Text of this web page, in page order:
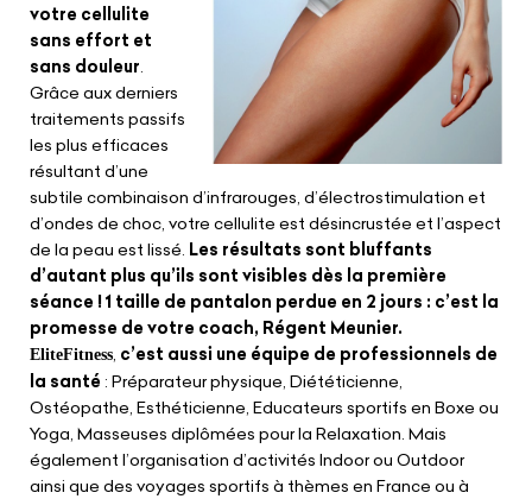
votre cellulite
sans effort et
sans douleur
Grâce aux derniers
traitements passifs
les plus efficaces
résultant d’une
subtile combinaison d’infrarouges, d’électrostimulation et
d’ondes de choc, votre cellulite est désincrustée et l’aspect
de la peau est lissé. Les résultats sont bluffants
d’autant plus qu’ils sont visibles dès la première
séance ! 1 taille de pantalon perdue en 2 jours : c’est la
promesse de votre coach, Régent Meunier.
EliteFitness c’est aussi une équipe de professionnels de
la santé : Préparateur physique, Diététicienne,
Ostéopathe, Esthéticienne, Educateurs sportifs en Boxe ou
Yoga, Masseuses diplômées pour la Relaxation. Mais
également l’organisation d’activités Indoor ou Outdoor
ainsi que des voyages sportifs à thèmes en France ou à